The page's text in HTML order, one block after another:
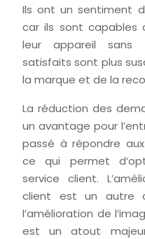
Ils ont un sentiment
car ils sont capables
leur appareil sans
satisfaits sont plus
la marque et de la
La réduction des
un avantage pour
passé à répondre
ce qui permet
service client.
client est un autre
l’amélioration de
est un atout